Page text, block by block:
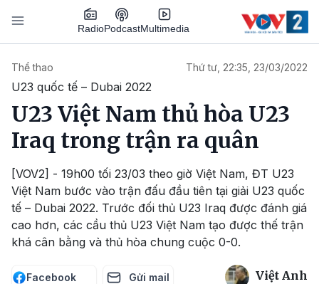
Nhảy đến nội dung
RadioPodcastMultimedia
Thể thao Thứ tư, 22:35, 23/03/2022
U23 quốc tế – Dubai 2022
U23 Việt Nam thủ hòa U23
Iraq trong trận ra quân
[VOV2] - 19h00 tối 23/03 theo giờ Việt Nam, ĐT U23
Việt Nam bước vào trận đấu đầu tiên tại giải U23 quốc
tế – Dubai 2022. Trước đối thủ U23 Iraq được đánh giá
cao hơn, các cầu thủ U23 Việt Nam tạo được thế trận
khá cân bằng và thủ hòa chung cuộc 0-0.
Facebook Gửi mail Việt Anh